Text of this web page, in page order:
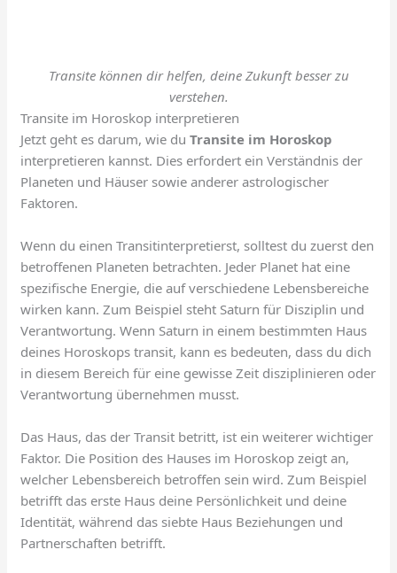
Transite können dir helfen, deine Zukunft besser zu
verstehen.
Transite im Horoskop interpretieren
Jetzt geht es darum, wie duTransite im Horoskop
interpretieren kannst. Dies erfordert ein Verständnis der
Planeten und Häuser sowie anderer astrologischer
Faktoren.
Wenn du einen Transitinterpretierst, solltest du zuerst den
betroffenen Planeten betrachten. Jeder Planet hat eine
spezifische Energie, die auf verschiedene Lebensbereiche
wirken kann. Zum Beispiel steht Saturn für Disziplin und
Verantwortung. Wenn Saturn in einem bestimmten Haus
deines Horoskops transit, kann es bedeuten, dass du dich
in diesem Bereich für eine gewisse Zeit disziplinieren oder
Verantwortung übernehmen musst.
Das Haus, das der Transit betritt, ist ein weiterer wichtiger
Faktor. Die Position des Hauses im Horoskop zeigt an,
welcher Lebensbereich betroffen sein wird. Zum Beispiel
betrifft das erste Haus deine Persönlichkeit und deine
Identität, während das siebte Haus Beziehungen und
Partnerschaften betrifft.